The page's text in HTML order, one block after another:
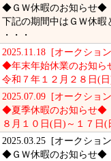
◆ＧＷ休暇のお知らせ◆
下記の期間中はＧＷ休暇
・・・
2025.11.18 [オークショ
◆年末年始休業のお知
令和７年１２月２８日(
2025.07.09 [オークショ
◆夏季休暇のお知らせ◆
８月１０日(日)～１７日(
2025.03.25 [オークショ
◆ＧＷ休暇のお知らせ◆